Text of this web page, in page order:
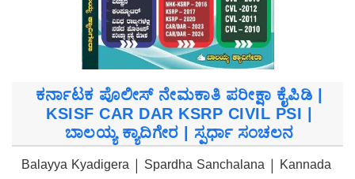
ಕರ್ನಾಟಕ ಪೊಲೀಸ್ ನೇಮಕಾತಿ ಪರೀಕ್ಷಾ ಕೈಪಿಡಿ |
KSISF CAR DAR KSRP CIVIL PSI |
ಬಾಲಯ್ಯ ಕ್ಯಾದಿಗೇರ | ಸ್ಪರ್ಧಾ ಸಂಚಲನ
Balayya Kyadigera | Spardha Sanchalana | Kannada